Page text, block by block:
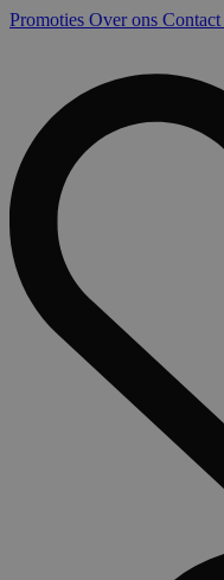
Promoties Over ons Contact